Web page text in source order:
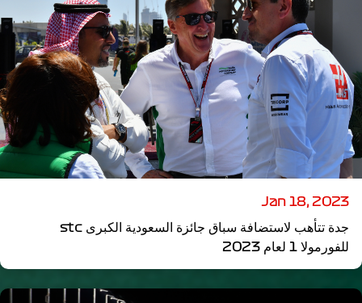
Jan 18, 2023
جدة تتأهب لاستضافة سباق جائزة السعودية الكبرى stc
للفورمولا 1 لعام 2023